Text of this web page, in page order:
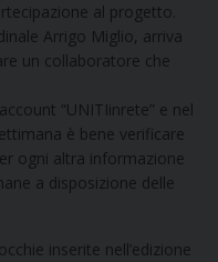
al progetto.
Arrigo Miglio, arriva
un collaboratore che
“UNITIinrete” e nel
è bene verificare
ogni altra informazione
a disposizione delle
inserite nell’edizione